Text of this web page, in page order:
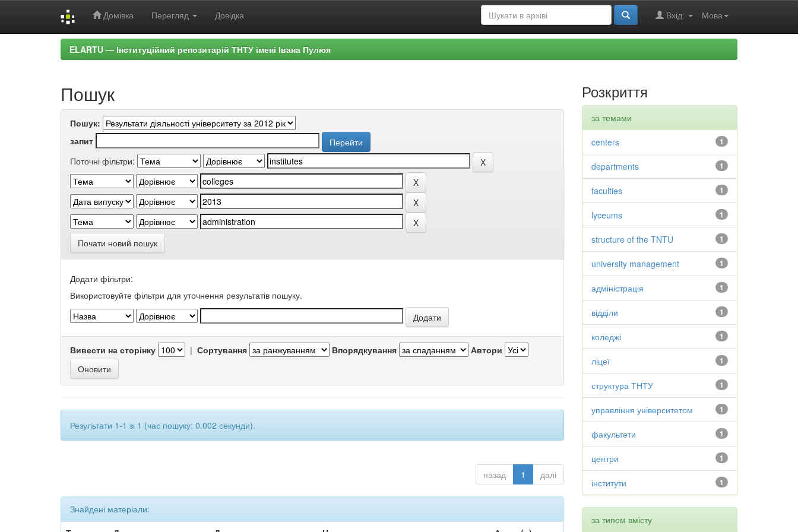
Домівка Перегляд Довідка Мова
Вхід:
ELARTU — Інституційний репозитарій ТНТУ імені Івана Пулюя
Пошук
Пошук:
запит
Поточні фільтри:
Почати новий пошук
Додати фільтри:
Використовуйте фільтри для уточнення результатів пошуку.
Вивести на сторінку | Сортування Впорядкування Автори
Результати 1-1 зі 1 (час пошуку: 0.002 секунди).
назад 1 далі
Знайдені матеріали:
Розкриття
за темами
1
centers
1
departments
1
faculties
1
lyceums
1
structure of the TNTU
1
university management
1
адміністрація
1
відділи
1
коледжі
1
ліцеї
1
структура ТНТУ
1
управління університетом
1
факультети
1
центри
1
інститути
за типом вмісту